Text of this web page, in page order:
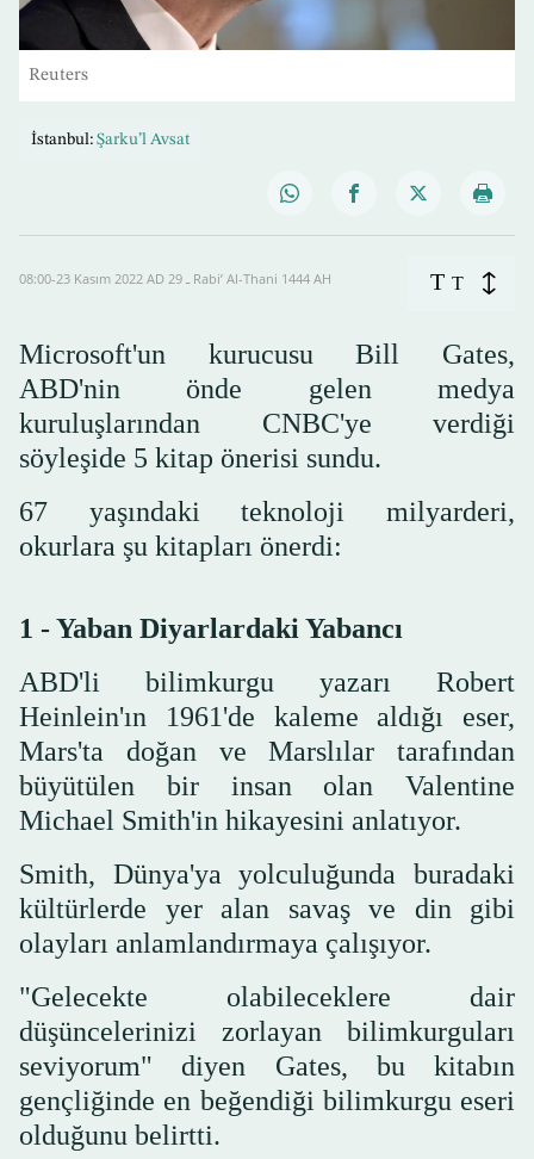
Reuters
İstanbul: Şarku’l Avsat
08:00-23 Kasım 2022 AD ـ 29 Rabi’ Al-Thani 1444 AH T T
Microsoft'un kurucusu Bill Gates,
ABD'nin önde gelen medya
kuruluşlarından CNBC'ye verdiği
söyleşide 5 kitap önerisi sundu.
67 yaşındaki teknoloji milyarderi,
okurlara şu kitapları önerdi:
1 - Yaban Diyarlardaki Yabancı
ABD'li bilimkurgu yazarı Robert
Heinlein'ın 1961'de kaleme aldığı eser,
Mars'ta doğan ve Marslılar tarafından
büyütülen bir insan olan Valentine
Michael Smith'in hikayesini anlatıyor.
Smith, Dünya'ya yolculuğunda buradaki
kültürlerde yer alan savaş ve din gibi
olayları anlamlandırmaya çalışıyor.
"Gelecekte olabileceklere dair
düşüncelerinizi zorlayan bilimkurguları
seviyorum" diyen Gates, bu kitabın
gençliğinde en beğendiği bilimkurgu eseri
olduğunu belirtti.